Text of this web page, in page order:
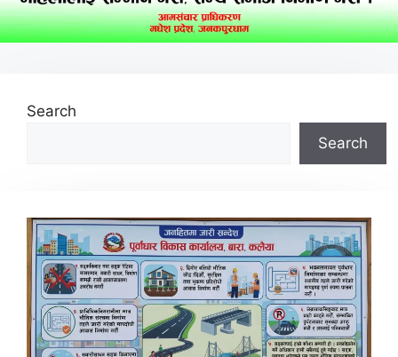
Search
Search